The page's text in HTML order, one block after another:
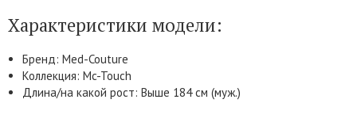
Характеристики модели:
Бренд: Med-Couture
Коллекция: Mc-Touch
Длина/на какой рост: Выше 184 см (муж.)